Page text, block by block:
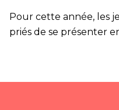
Pour cette année, les
priés de se présenter